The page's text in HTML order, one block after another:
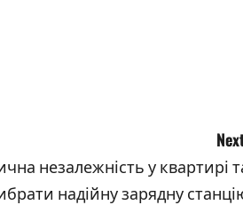
незалежність у квартирі
надійну зарядну